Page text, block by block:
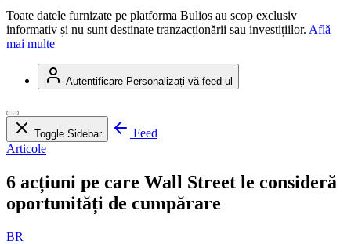
Toate datele furnizate pe platforma Bulios au scop exclusiv
informativ și nu sunt destinate tranzacționării sau investițiilor. Află
mai multe
Autentificare Personalizați-vă feed-ul
Toggle Sidebar
Feed
Articole
6 acțiuni pe care Wall Street le consideră
oportunități de cumpărare
BR